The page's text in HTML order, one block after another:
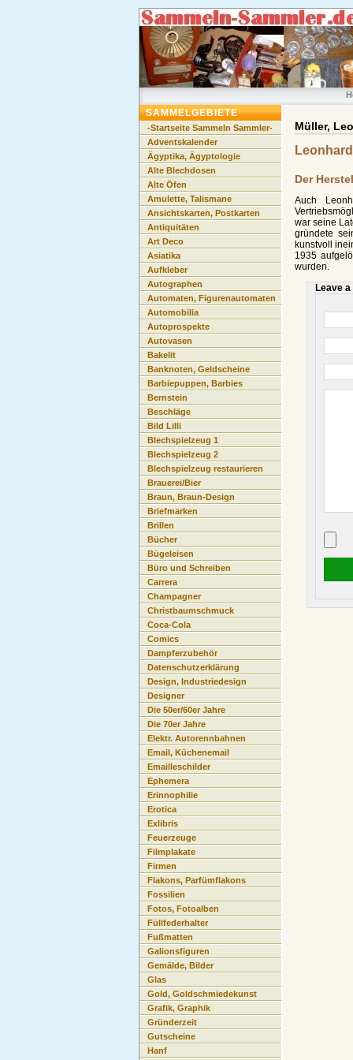
Müller,
Der
Auch
war seine
gründete
kunstvoll
1935
wurden.
Leave a
SAMMELGEBIETE
-Startseite Sammeln Sammler-
Adventskalender
Ägyptika, Ägyptologie
Alte Blechdosen
Alte Öfen
Amulette, Talismane
Ansichtskarten, Postkarten
Antiquitäten
Art Deco
Asiatika
Aufkleber
Autographen
Automaten, Figurenautomaten
Automobilia
Autoprospekte
Autovasen
Bakelit
Banknoten, Geldscheine
Barbiepuppen, Barbies
Bernstein
Beschläge
Bild Lilli
Blechspielzeug 1
Blechspielzeug 2
Blechspielzeug restaurieren
Brauerei/Bier
Braun, Braun-Design
Briefmarken
Brillen
Bücher
Bügeleisen
Büro und Schreiben
Carrera
Champagner
Christbaumschmuck
Coca-Cola
Comics
Dampferzubehör
Datenschutzerklärung
Design, Industriedesign
Designer
Die 50er/60er Jahre
Die 70er Jahre
Elektr. Autorennbahnen
Email, Küchenemail
Emailleschilder
Ephemera
Erinnophilie
Erotica
Exlibris
Feuerzeuge
Filmplakate
Firmen
Flakons, Parfümflakons
Fossilien
Fotos, Fotoalben
Füllfederhalter
Fußmatten
Galionsfiguren
Gemälde, Bilder
Glas
Gold, Goldschmiedekunst
Grafik, Graphik
Gründerzeit
Gutscheine
Hanf